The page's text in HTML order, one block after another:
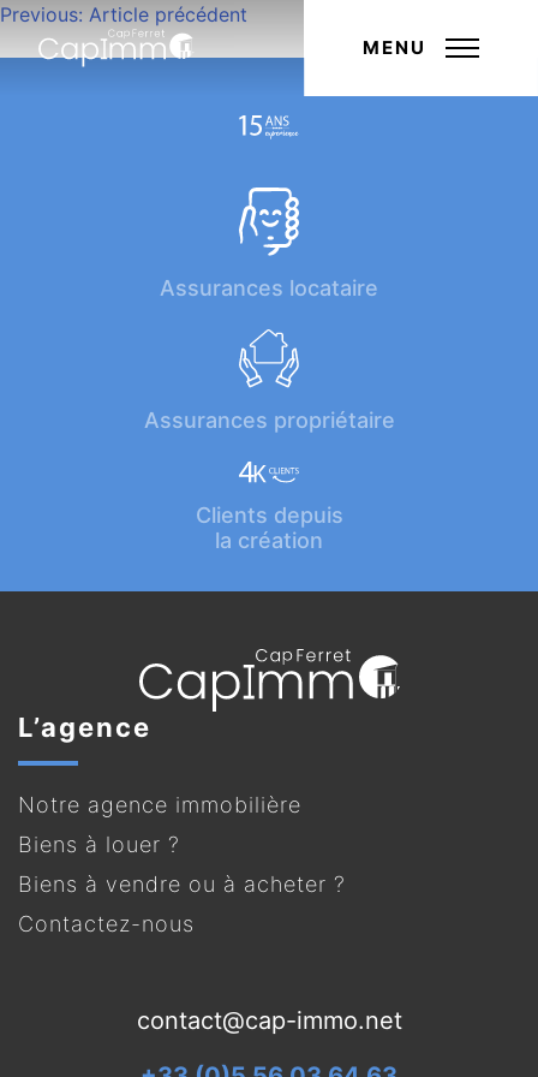
MENU
Navigation
de
Previous: Article précédent
Assurances locataire
Assurances propriétaire
Clients depuis
la création
L’agence
Notre agence immobilière
Biens à louer ?
Biens à vendre ou à acheter ?
Contactez-nous
contact@cap-immo.net